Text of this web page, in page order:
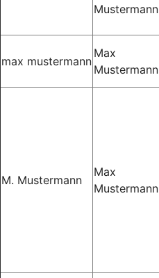
Mustermann
max mustermann
Max
Mustermann
M. Mustermann
Max
Mustermann